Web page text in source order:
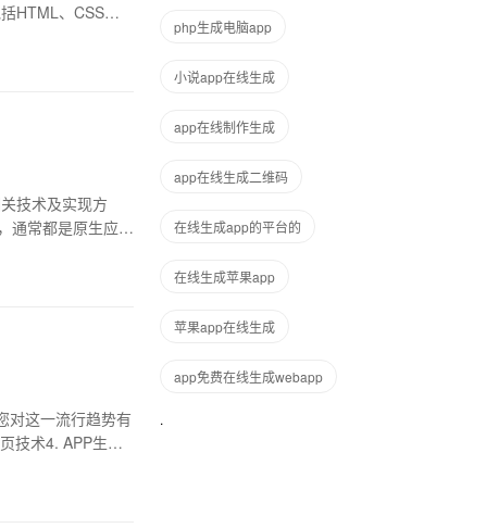
HTML、CSS和J
技术及实现方
通常都是原生应
对这一流行趋势有
技术4. APP生成
php生成电脑app
小说app在线生成
app在线制作生成
app在线生成二维码
在线生成app的平台的
在线生成苹果app
苹果app在线生成
app免费在线生成webapp